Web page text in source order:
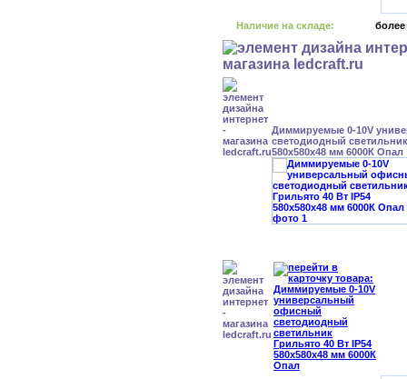
Наличие на складе: более
Диммируемые 0-10V
светодиодный
580x580x48 мм 6000К Опал